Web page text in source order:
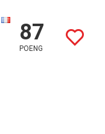
87
POENG